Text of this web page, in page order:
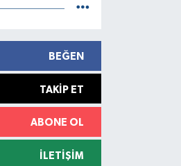
BEĞEN
TAKIP ET
ABONE OL
İLETIŞIM